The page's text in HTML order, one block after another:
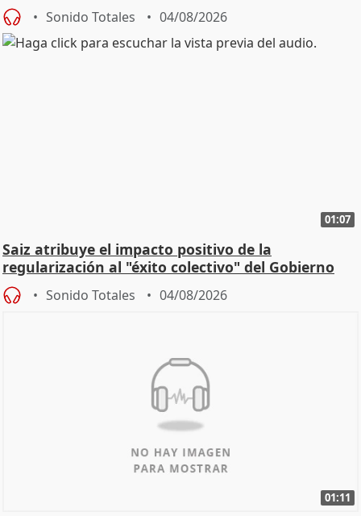
Sonido Totales 04/08/2026
01:07
Saiz atribuye el impacto positivo de la
regularización al "éxito colectivo" del Gobierno
Sonido Totales 04/08/2026
01:11